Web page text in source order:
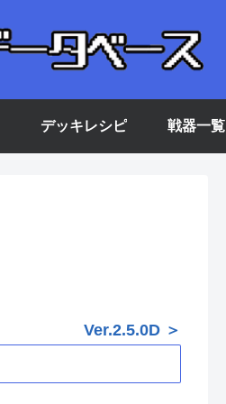
デッキレシピ 戦器一覧
Ver.2.5.0D ＞